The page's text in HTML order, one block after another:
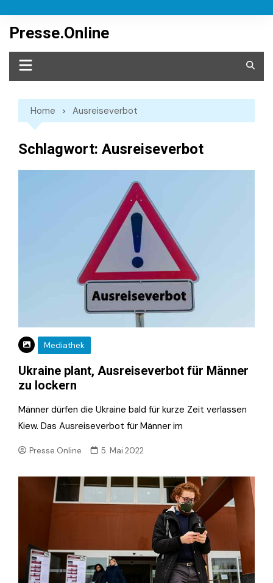
content
Presse.Online
Home Ausreiseverbot
Schlagwort: Ausreiseverbot
Mediathek
Ukraine plant, Ausreiseverbot für Männer
zu lockern
Männer dürfen die Ukraine bald für kurze Zeit verlassen
Kiew. Das Ausreiseverbot für Männer im
Presse.Online 5. Mai 2022